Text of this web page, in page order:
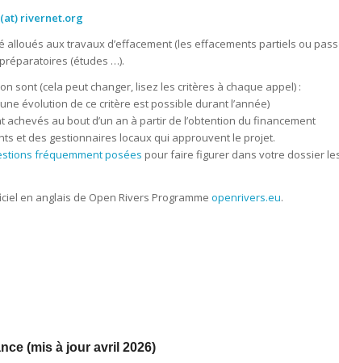
rivernet.org
alloués aux travaux d’effacement (les effacements partiels ou
(études …).
sont (cela peut changer, lisez les critères à chaque appel) :
évolution de ce critère est possible durant l’année)
achevés au bout d’un an à partir de l’obtention du financement
et des gestionnaires locaux qui approuvent le projet.
fréquemment posées pour faire figurer dans votre dossier
en anglais de Open Rivers Programme openrivers.eu.
(mis à jour avril 2026)